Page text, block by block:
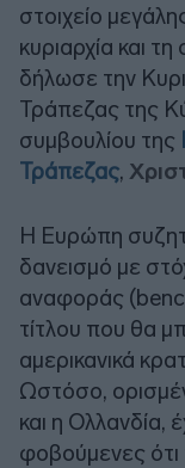
στοιχείο
κυριαρχία και
δήλωσε την
Τράπεζας της
συμβουλίου της
Τράπεζας,
Η Ευρώπη
δανεισμό με
αναφοράς
τίτλου που θα
αμερικανικά
Ωστόσο,
και η Ολλανδία,
φοβούμενες ότι